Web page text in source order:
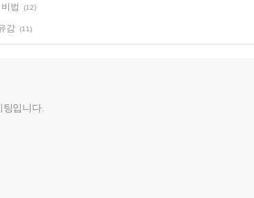
법 (12)
감 (11)
팅입니다.